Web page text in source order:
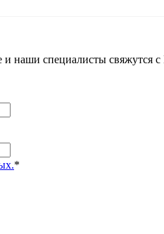
наши специалисты свяжутся
*